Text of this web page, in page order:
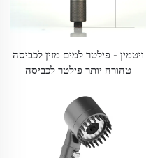
ויטמין - פילטר למים מזין לכביסה
טהורה יותר פילטר לכביסה
שמייצר מים נקיים ומלאי חומרים
מזינים